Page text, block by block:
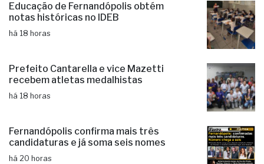
Educação de Fernandópolis obtém
notas históricas no IDEB
há 18 horas
Prefeito Cantarella e vice Mazetti
recebem atletas medalhistas
há 18 horas
Fernandópolis confirma mais três
candidaturas e já soma seis nomes
há 20 horas